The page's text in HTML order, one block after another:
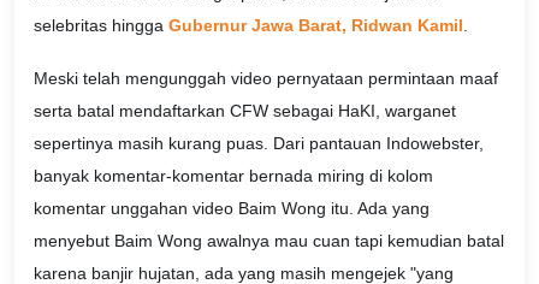
selebritas hingga Gubernur Jawa Barat, Ridwan Kamil
Meski telah mengunggah video pernyataan permintaan maaf
serta batal mendaftarkan CFW sebagai HaKI, warganet
sepertinya masih kurang puas. Dari pantauan Indowebster,
banyak komentar-komentar bernada miring di kolom
komentar unggahan video Baim Wong itu. Ada yang
menyebut Baim Wong awalnya mau cuan tapi kemudian batal
karena banjir hujatan, ada yang masih mengejek "yang